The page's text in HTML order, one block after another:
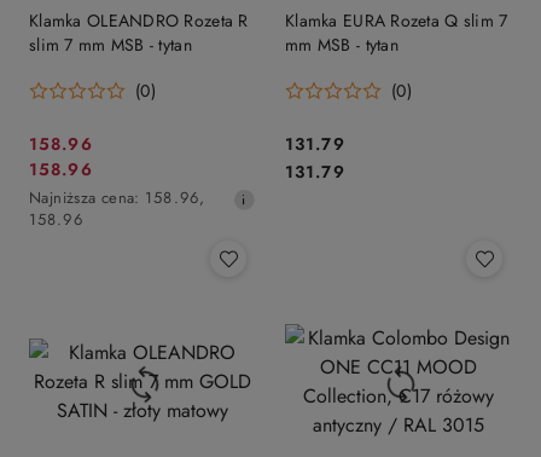
Klamka OLEANDRO Rozeta R
slim 7 mm MSB - tytan
(0)
Cena
promocyjna:
158.96
Cena
promocyjna:
158.96
Najniższa
cena
Najniższa cena: 158.96,
158.96
Klamka EURA Rozeta Q slim 7
mm MSB - tytan
(0)
Cena:
131.79
Cena:
131.79